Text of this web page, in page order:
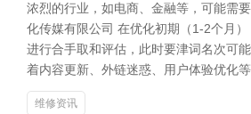
浓烈的行业，如电商、金融等，可能需
化传媒有限公司 在优化初期（1-2个月
进行合手取和评估，此时要津词名次可
着内容更新、外链迷惑、用户体验优化
维修资讯